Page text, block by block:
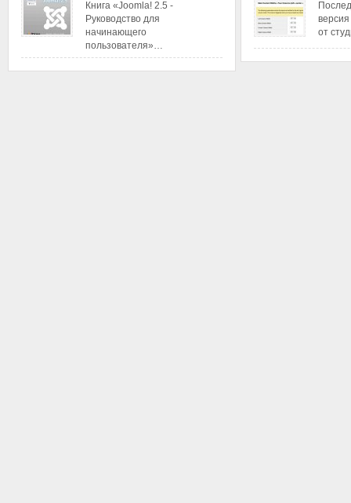
Книга «Joomla! 2.5 -
Руководство для
начинающего
пользователя»…
от